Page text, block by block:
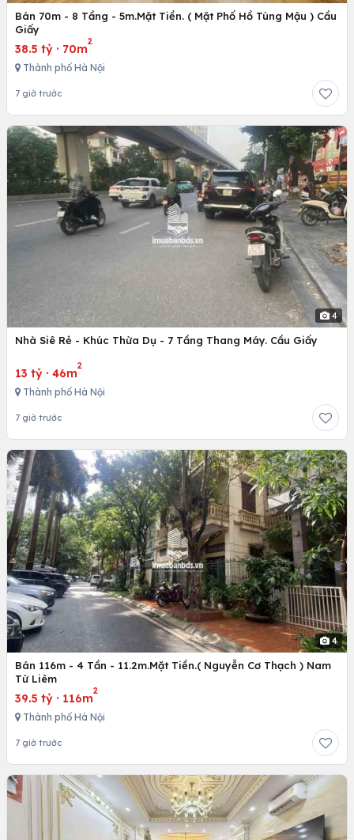
Bán 70m - 8 Tầng - 5m.Mặt Tiền. ( Mặt Phố Hồ Tùng Mậu ) Cầu
Giấy
38.5 tỷ · 70m
2
Thành phố Hà Nội
7 giờ trước
4
Nhà Siê Rẻ - Khúc Thừa Dụ - 7 Tầng Thang Máy. Cầu Giấy
13 tỷ · 46m
2
Thành phố Hà Nội
7 giờ trước
4
Bán 116m - 4 Tần - 11.2m.Mặt Tiền.( Nguyễn Cơ Thạch ) Nam
Từ Liêm
39.5 tỷ · 116m
2
Thành phố Hà Nội
7 giờ trước